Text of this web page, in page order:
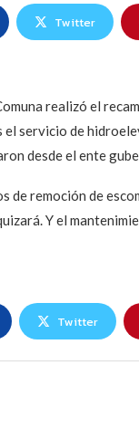
Twitter
realizó el
servicio de
desde el ente
de remoción de
Y el
Twitter